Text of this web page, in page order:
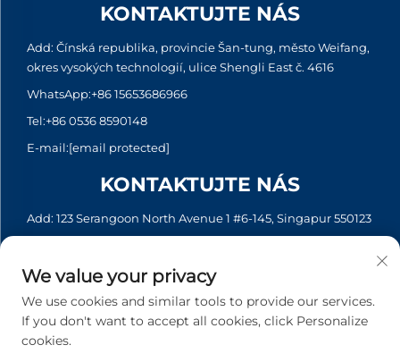
KONTAKTUJTE NÁS
Add: Čínská republika, provincie Šan-tung, město Weifang,
okres vysokých technologií, ulice Shengli East č. 4616
WhatsApp:+86 15653686966
Tel:+86 0536 8590148
E-mail:[email protected]
KONTAKTUJTE NÁS
Add: 123 Serangoon North Avenue 1 #6-145, Singapur 550123
Tel:+65 6935 2033
E-mail: [email protected]
We value your privacy
We use cookies and similar tools to provide our services.
If you don't want to accept all cookies, click Personalize
cookies.